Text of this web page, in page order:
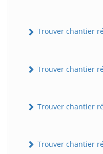
Trouver chantier
Trouver chantier
Trouver chantier
Trouver chantier